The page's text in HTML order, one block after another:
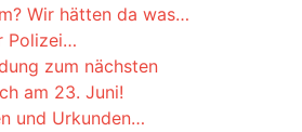
Wir hätten da was…
Polizei…
zum nächsten
am 23. Juni!
und Urkunden…